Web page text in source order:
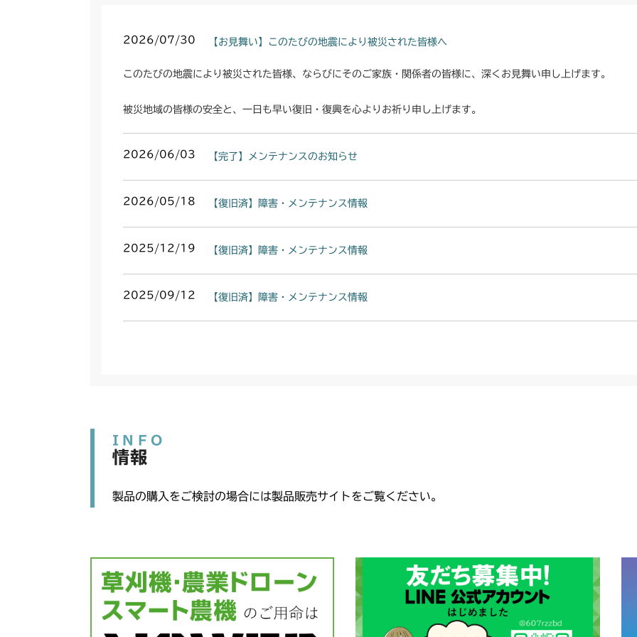
2026/07/30 【お見舞い】このたびの地震により被災された皆様へ
このたびの地震により被災された皆様、ならびにそのご家族・関係者の皆様に、深くお見舞い申し上げます。
被災地域の皆様の安全と、一日も早い復旧・復興を心よりお祈り申し上げます。
2026/06/03 【完了】メンテナンスのお知らせ
2026/05/18 【復旧済】障害・メンテナンス情報
2025/12/19 【復旧済】障害・メンテナンス情報
2025/09/12 【復旧済】障害・メンテナンス情報
INFO
情報
製品の購入をご検討の場合には製品販売サイトをご覧ください。